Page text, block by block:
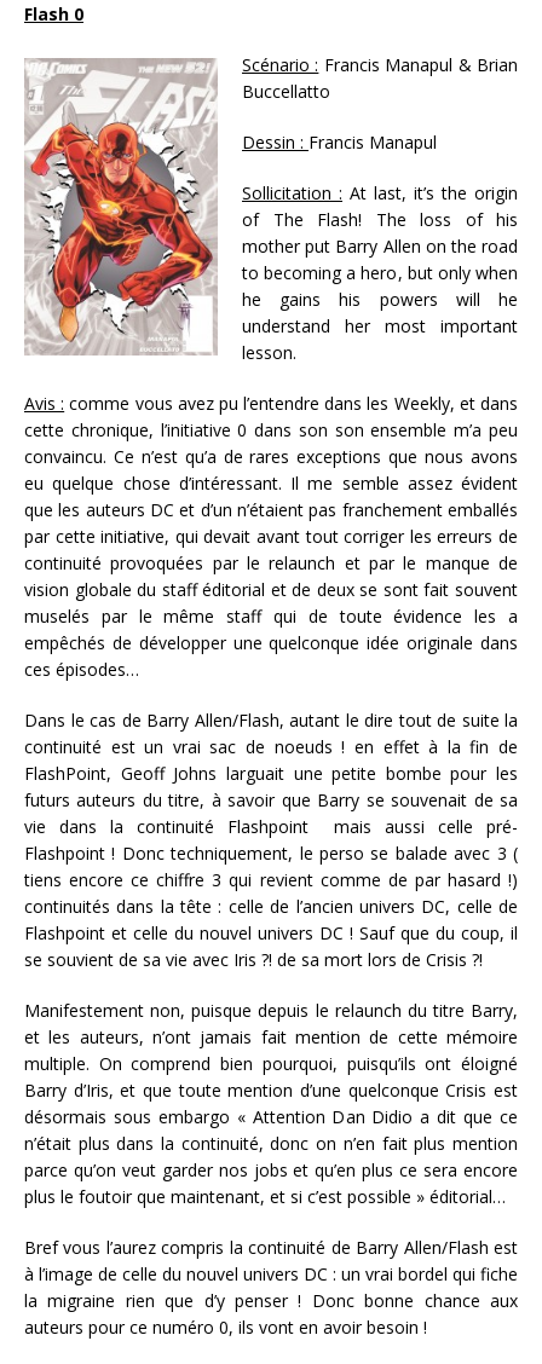
Flash 0
Scénario : Francis Manapul & Brian
Buccellatto
Dessin : Francis Manapul
Sollicitation : At last, it’s the origin
of The Flash! The loss of his
mother put Barry Allen on the road
to becoming a hero, but only when
he gains his powers will he
understand her most important
lesson.
Avis : comme vous avez pu l’entendre dans les Weekly, et dans
cette chronique, l’initiative 0 dans son son ensemble m’a peu
convaincu. Ce n’est qu’a de rares exceptions que nous avons
eu quelque chose d’intéressant. Il me semble assez évident
que les auteurs DC et d’un n’étaient pas franchement emballés
par cette initiative, qui devait avant tout corriger les erreurs de
continuité provoquées par le relaunch et par le manque de
vision globale du staff éditorial et de deux se sont fait souvent
muselés par le même staff qui de toute évidence les a
empêchés de développer une quelconque idée originale dans
ces épisodes…
Dans le cas de Barry Allen/Flash, autant le dire tout de suite la
continuité est un vrai sac de noeuds ! en effet à la fin de
FlashPoint, Geoff Johns larguait une petite bombe pour les
futurs auteurs du titre, à savoir que Barry se souvenait de sa
vie dans la continuité Flashpoint mais aussi celle pré-
Flashpoint ! Donc techniquement, le perso se balade avec 3 (
tiens encore ce chiffre 3 qui revient comme de par hasard !)
continuités dans la tête : celle de l’ancien univers DC, celle de
Flashpoint et celle du nouvel univers DC ! Sauf que du coup, il
se souvient de sa vie avec Iris ?! de sa mort lors de Crisis ?!
Manifestement non, puisque depuis le relaunch du titre Barry,
et les auteurs, n’ont jamais fait mention de cette mémoire
multiple. On comprend bien pourquoi, puisqu’ils ont éloigné
Barry d’Iris, et que toute mention d’une quelconque Crisis est
désormais sous embargo « Attention Dan Didio a dit que ce
n’était plus dans la continuité, donc on n’en fait plus mention
parce qu’on veut garder nos jobs et qu’en plus ce sera encore
plus le foutoir que maintenant, et si c’est possible » éditorial…
Bref vous l’aurez compris la continuité de Barry Allen/Flash est
à l’image de celle du nouvel univers DC : un vrai bordel qui fiche
la migraine rien que d’y penser ! Donc bonne chance aux
auteurs pour ce numéro 0, ils vont en avoir besoin !